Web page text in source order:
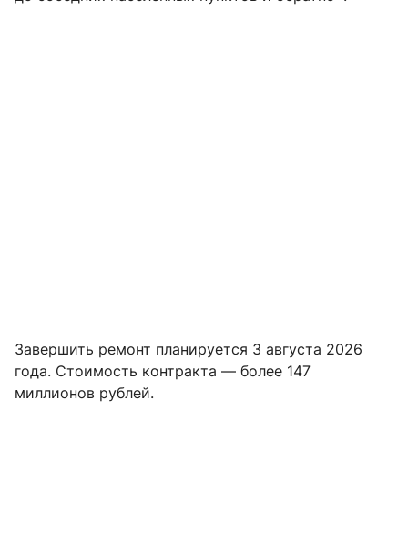
Завершить ремонт планируется 3 августа 2026
года. Стоимость контракта — более 147
миллионов рублей.